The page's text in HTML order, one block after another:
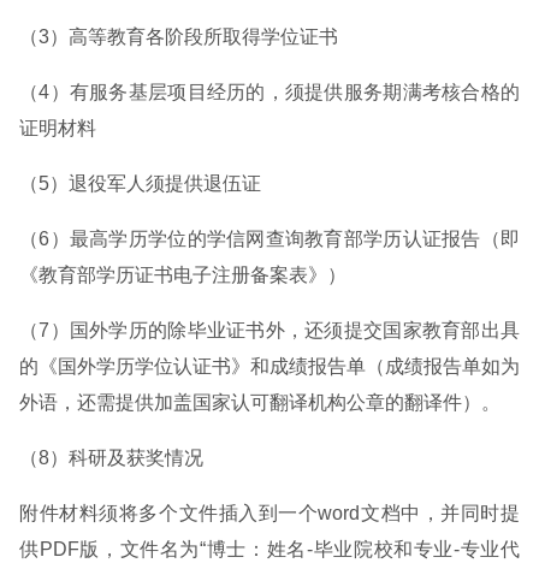
（3）高等教育各阶段所取得学位证书
（4）有服务基层项目经历的，须提供服务期满考核合格的
证明材料
（5）退役军人须提供退伍证
（6）最高学历学位的学信网查询教育部学历认证报告（即
《教育部学历证书电子注册备案表》）
（7）国外学历的除毕业证书外，还须提交国家教育部出具
的《国外学历学位认证书》和成绩报告单（成绩报告单如为
外语，还需提供加盖国家认可翻译机构公章的翻译件）。
（8）科研及获奖情况
附件材料须将多个文件插入到一个word文档中，并同时提
供PDF版，文件名为“博士：姓名-毕业院校和专业-专业代